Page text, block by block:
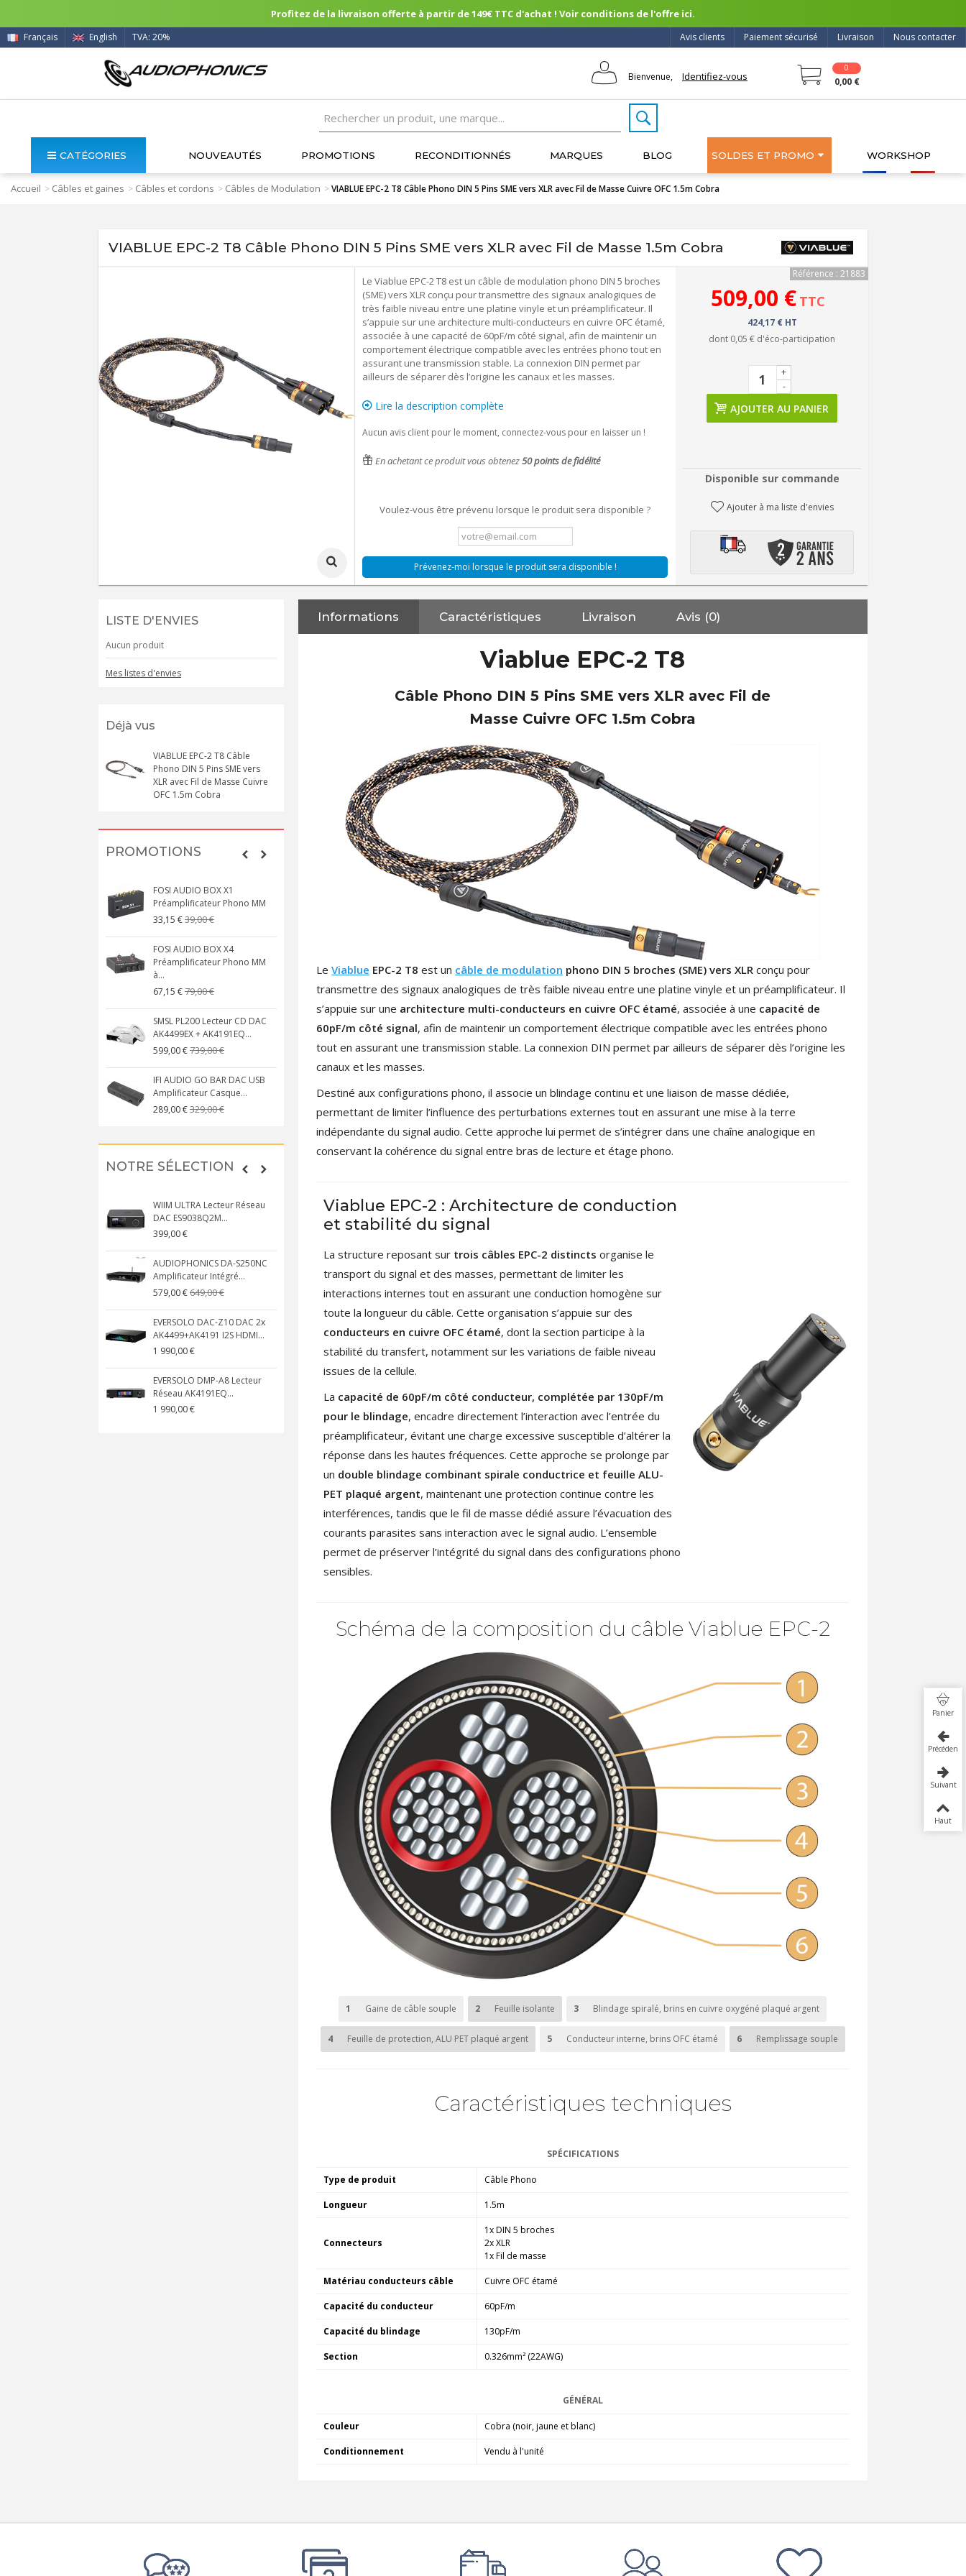
Profitez de la livraison offerte à partir de 149€ TTC d'achat ! Voir conditions de l'offre ici.
Nous contacter
Livraison
Paiement sécurisé
Avis clients
Français English TVA: 20%
Bienvenue, Identifiez-vous
0
0,00 €
CATÉGORIES NOUVEAUTÉS PROMOTIONS RECONDITIONNÉS MARQUES BLOG SOLDES ET PROMO WORKSHOP
Accueil > Câbles et gaines > Câbles et cordons > Câbles de Modulation >VIABLUE EPC-2 T8 Câble Phono DIN 5 Pins SME vers XLR avec Fil de Masse Cuivre OFC 1.5m Cobra
VIABLUE EPC-2 T8 Câble Phono DIN 5 Pins SME vers XLR avec Fil de Masse 1.5m Cobra
Le Viablue EPC-2 T8 est un câble de modulation phono DIN 5 broches
(SME) vers XLR conçu pour transmettre des signaux analogiques de
très faible niveau entre une platine vinyle et un préamplificateur. Il
s’appuie sur une architecture multi-conducteurs en cuivre OFC étamé,
associée à une capacité de 60pF/m côté signal, afin de maintenir un
comportement électrique compatible avec les entrées phono tout en
assurant une transmission stable. La connexion DIN permet par
ailleurs de séparer dès l’origine les canaux et les masses.
Lire la description complète
Aucun avis client pour le moment, connectez-vous pour en laisser un !
En achetant ce produit vous obtenez50points de fidélité
Voulez-vous être prévenu lorsque le produit sera disponible ?
Prévenez-moi lorsque le produit sera disponible !
Référence : 21883
509,00 € TTC
424,17 € HT
dont 0,05 € d'éco-participation
-
+
AJOUTER AU PANIER
Disponible sur commande
Ajouter à ma liste d'envies
LISTE D'ENVIES
Aucun produit
Mes listes d'envies
Déjà vus
VIABLUE EPC-2 T8 Câble
Phono DIN 5 Pins SME vers
XLR avec Fil de Masse Cuivre
OFC 1.5m Cobra
PROMOTIONS
FOSI AUDIO BOX X1
Préamplificateur Phono MM
33,15 €39,00 €
FOSI AUDIO BOX X4
Préamplificateur Phono MM
à...
67,15 €79,00 €
SMSL PL200 Lecteur CD DAC
AK4499EX + AK4191EQ...
599,00 €739,00 €
IFI AUDIO GO BAR DAC USB
Amplificateur Casque...
289,00 €329,00 €
NEUTRIK NC3FXX Connecteur
149,00 €179,90 €
AUDIOPHONICS DA-S250NC
579,00 €
FOSI AUDIO CA30
135,99 €159,99 €
NOTRE SÉLECTION
WIIM ULTRA Lecteur Réseau
DAC ES9038Q2M...
399,00 €
AUDIOPHONICS DA-S250NC
Amplificateur Intégré...
579,00 €649,00 €
EVERSOLO DAC-Z10 DAC 2x
AK4499+AK4191 I2S HDMI...
1 990,00 €
EVERSOLO DMP-A8 Lecteur
Réseau AK4191EQ...
1 990,00 €
AUDIOPHONICS DAW-S250NC
Amplificateur Intégré...
790,00 €
DAN CLARK AUDIO AEON 2
CLOSED NOIRE Casque...
919,00 €
EVERSOLO DMP-A6 MASTER
EDITION GEN 2 Lecteur...
1 290,00 €
Casque AK4191 +...
Informations Caractéristiques Livraison Avis (0)
Viablue EPC-2 T8
Câble Phono DIN 5 Pins SME vers XLR avec Fil de
Masse Cuivre OFC 1.5m Cobra
LeViablue EPC-2 T8 est un câble de modulation phono DIN 5 broches (SME) vers XLR conçu pour
transmettre des signaux analogiques de très faible niveau entre une platine vinyle et un préamplificateur. Il
s’appuie sur une architecture multi-conducteurs en cuivre OFC étamé, associée à une capacité de
60pF/m côté signal, afin de maintenir un comportement électrique compatible avec les entrées phono
tout en assurant une transmission stable. La connexion DIN permet par ailleurs de séparer dès l’origine les
canaux et les masses.
Destiné aux configurations phono, il associe un blindage continu et une liaison de masse dédiée,
permettant de limiter l’influence des perturbations externes tout en assurant une mise à la terre
indépendante du signal audio. Cette approche lui permet de s’intégrer dans une chaîne analogique en
conservant la cohérence du signal entre bras de lecture et étage phono.
Viablue EPC-2 : Architecture de conduction
et stabilité du signal
La structure reposant sur trois câbles EPC-2 distincts organise le
transport du signal et des masses, permettant de limiter les
interactions internes tout en assurant une conduction homogène sur
toute la longueur du câble. Cette organisation s’appuie sur des
conducteurs en cuivre OFC étamé, dont la section participe à la
stabilité du transfert, notamment sur les variations de faible niveau
issues de la cellule.
La capacité de 60pF/m côté conducteur, complétée par 130pF/m
pour le blindage, encadre directement l’interaction avec l’entrée du
préamplificateur, évitant une charge excessive susceptible d’altérer la
réponse dans les hautes fréquences. Cette approche se prolonge par
un double blindage combinant spirale conductrice et feuille ALU-
PET plaqué argent, maintenant une protection continue contre les
interférences, tandis que le fil de masse dédié assure l’évacuation des
courants parasites sans interaction avec le signal audio. L’ensemble
permet de préserver l’intégrité du signal dans des configurations phono
sensibles.
Schéma de la composition du câble Viablue EPC-2
1 Gaine de câble souple 2 Feuille isolante 3 Blindage spiralé, brins en cuivre oxygéné plaqué argent
4 Feuille de protection, ALU PET plaqué argent 5 Conducteur interne, brins OFC étamé 6 Remplissage souple
Caractéristiques techniques
SPÉCIFICATIONS
Type de produit Câble Phono
Longueur 1.5m
Connecteurs
1x DIN 5 broches
2x XLR
1x Fil de masse
Matériau conducteurs câble Cuivre OFC étamé
Capacité du conducteur 60pF/m
Capacité du blindage 130pF/m
Section 0.326mm² (22AWG)
GÉNÉRAL
Couleur Cobra (noir, jaune et blanc)
Conditionnement Vendu à l'unité
Panier
Précédent
Suivant
Haut